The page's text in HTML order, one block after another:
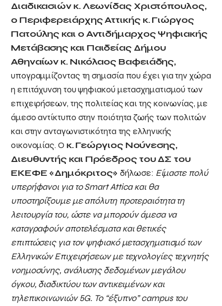
Διαδικασιών κ. Λεωνίδας Χριστόπουλος,
ο Περιφερειάρχης Αττικής κ. Γιώργος
Πατούλης και ο Αντιδήμαρχος Ψηφιακής
Μετάβασης και Παιδείας Δήμου
Αθηναίων κ. Νικόλαος Βαφειάδης,
υπογραμμίζοντας τη σημασία που έχει για την χώρα
η επιτάχυνση του ψηφιακού μετασχηματισμού των
επιχειρήσεων, της πολιτείας και της κοινωνίας, με
άμεσο αντίκτυπο στην ποιότητα ζωής των πολιτών
και στην ανταγωνιστικότητα της ελληνικής
οικονομίας. Ο κ. Γεώργιος Νούνεσης,
Διευθυντής και Πρόεδρος του ΔΣ του
ΕΚΕΦΕ «Δημόκριτος» δήλωσε: Είμαστε πολύ
υπερήφανοι για τοSmartAtticaκαι θα
υποστηρίξουμε με απόλυτη προτεραιότητα τη
λειτουργία του, ώστε να μπορούν άμεσα να
καταγραφούν αποτελέσματα και θετικές
επιπτώσεις για τον ψηφιακό μετασχηματισμό των
Ελληνικών Επιχειρήσεων με τεχνολογίες τεχνητής
νοημοσύνης, ανάλυσης δεδομένων μεγάλου
όγκου, διαδικτύου των αντικειμένων και
τηλεπικοινωνιών 5G. Το “έξυπνο”campusτου